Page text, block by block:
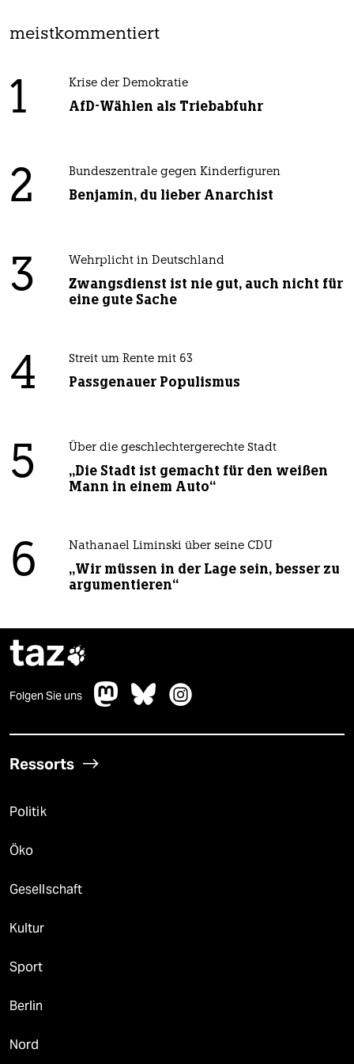
meistkommentiert
1 Krise der Demokratie
AfD-Wählen als Triebabfuhr
2 Bundeszentrale gegen Kinderfiguren
Benjamin, du lieber Anarchist
3 Wehrplicht in Deutschland
Zwangsdienst ist nie gut, auch nicht für
eine gute Sache
4 Streit um Rente mit 63
Passgenauer Populismus
5 Über die geschlechtergerechte Stadt
„Die Stadt ist gemacht für den weißen
Mann in einem Auto“
6 Nathanael Liminski über seine CDU
„Wir müssen in der Lage sein, besser zu
argumentieren“
taz
Folgen Sie uns
Ressorts
Politik
Öko
Gesellschaft
Kultur
Sport
Berlin
Nord